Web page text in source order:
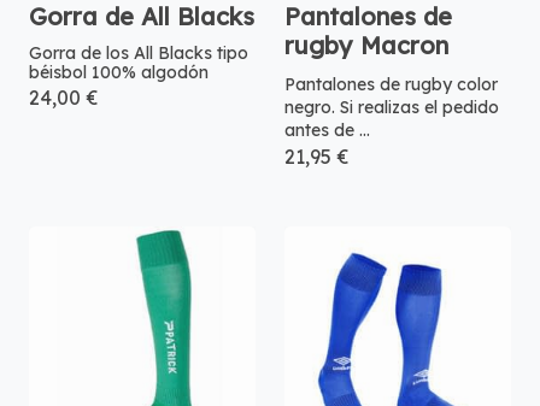
Gorra de All Blacks
Gorra de los All Blacks tipo
béisbol 100% algodón
24,00 €
Pantalones de
rugby Macron
Pantalones de rugby color
negro. Si realizas el pedido
antes de ...
21,95 €